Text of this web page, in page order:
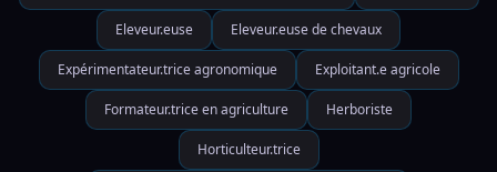
Eleveur.euse Eleveur.euse de chevaux
Expérimentateur.trice agronomique Exploitant.e agricole
Formateur.trice en agriculture Herboriste
Horticulteur.trice